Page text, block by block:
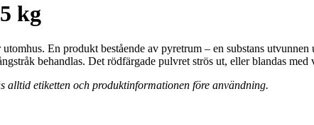
kg
En produkt bestående av pyretrum – en substans
behandlas. Det rödfärgade pulvret strös ut, eller blandas
alltid etiketten och produktinformationen före användning.